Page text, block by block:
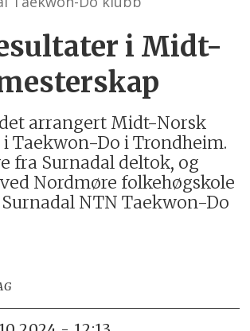
i Midt-
arrangert Midt-Norsk
Taekwon-Do i Trondheim.
fra Surnadal deltok, og
Nordmøre folkehøgskole
NTN Taekwon-Do